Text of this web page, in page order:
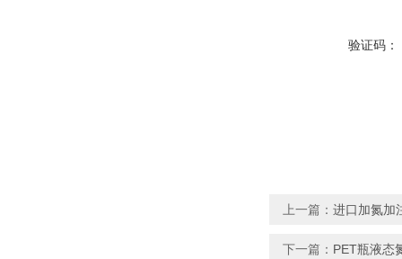
验证码：
上一篇： 进口加氮加
下一篇： PET瓶液态